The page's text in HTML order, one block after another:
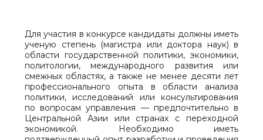
Для участия в конкурсе кандидаты должны иметь
ученую степень (магистра или доктора наук) в
области государственной политики, экономики,
политологии, международного развития или
смежных областях, а также не менее десяти лет
профессионального опыта в области анализа
политики, исследований или консультирования
по вопросам управления — предпочтительно в
Центральной Азии или странах с переходной
экономикой. Необходимо иметь